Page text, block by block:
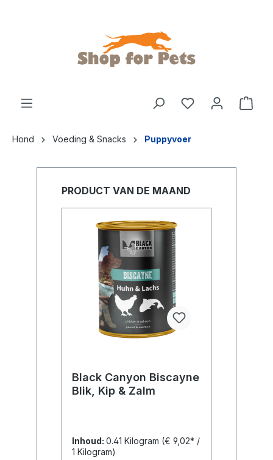
Hond Voeding & Snacks Puppyvoer
PRODUCT VAN DE MAAND
Black Canyon Biscayne
Blik, Kip & Zalm
Inhoud: 0.41 Kilogram (€ 9,02* /
1 Kilogram)